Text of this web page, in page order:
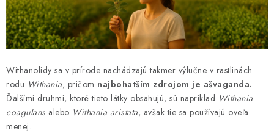
Withanolidy sa v prírode nachádzajú takmer výlučne v rastlinách
rodu Withania, pričom najbohatším zdrojom je ašvaganda.
Ďalšími druhmi, ktoré tieto látky obsahujú, sú napríklad Withania
coagulansalebo Withania aristata, avšak tie sa používajú oveľa
menej.